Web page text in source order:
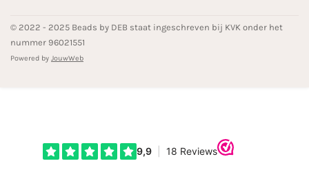
© 2022 - 2025 Beads by DEB staat ingeschreven bij KVK onder het
nummer 96021551
Powered by JouwWeb